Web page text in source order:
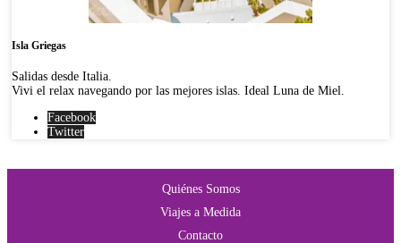
Isla Griegas
Salidas desde Italia.
Vivi el relax navegando por las mejores islas. Ideal Luna de Miel.
Facebook
Twitter
Quiénes Somos
Viajes a Medida
Contacto